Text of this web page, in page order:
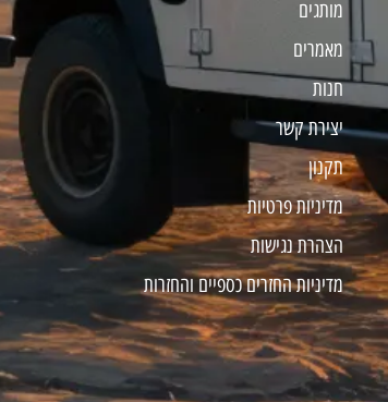
מותגים
מאמרים
חנות
יצירת קשר
תקנון
מדיניות פרטיות
הצהרת נגישות
מדיניות החזרים כספיים והחזרות